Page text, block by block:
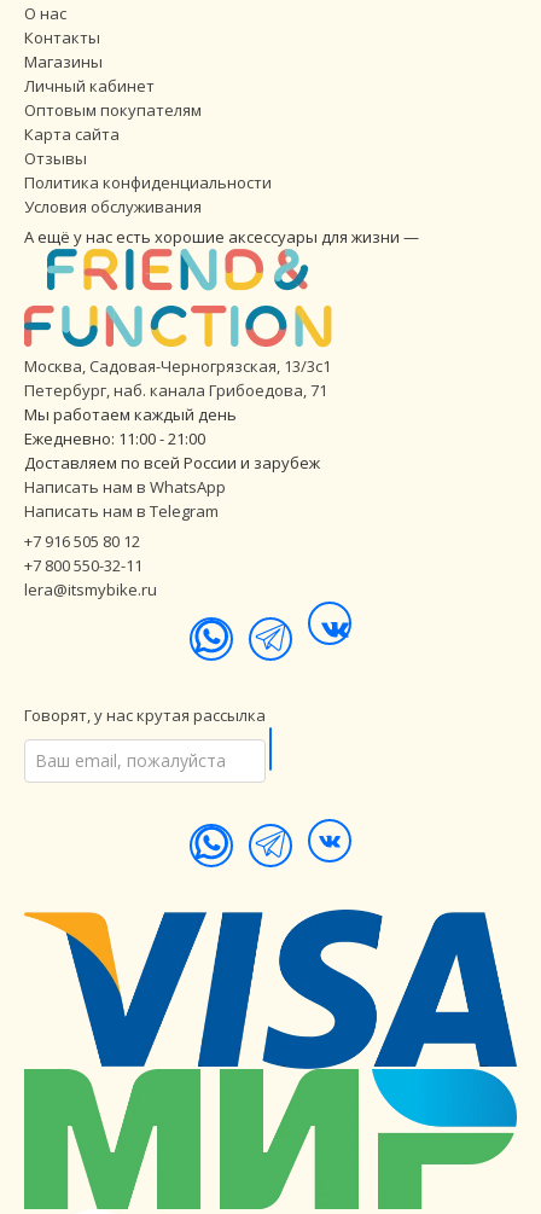
О нас
Контакты
Магазины
Личный кабинет
Оптовым покупателям
Карта сайта
Отзывы
Политика конфиденциальности
Условия обслуживания
А ещё у нас есть хорошие аксессуары для жизни —
Москва, Садовая-Черногрязская, 13/3с1
Петербург,наб. канала Грибоедова, 71
Мы работаем каждый день
Ежедневно: 11:00 - 21:00
Доставляем по всей России и зарубеж
Написать нам в WhatsApp
Написать нам в Telegram
+7 916 505 80 12
+7 800 550-32-11
lera@itsmybike.ru
Говорят, у нас крутая рассылка